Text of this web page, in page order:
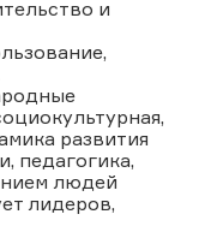
и
развития
педагогика,
людей
лидеров,